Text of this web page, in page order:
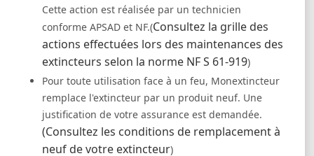
Cette action est réalisée par un technicien
conforme APSAD et NF.(Consultez la grille des
actions effectuées lors des maintenances des
extincteurs selon la norme NF S 61-919)
Pour toute utilisation face à un feu, Monextincteur
remplace l'extincteur par un produit neuf. Une
justification de votre assurance est demandée.
(Consultez les conditions de remplacement à
neuf de votre extincteur)